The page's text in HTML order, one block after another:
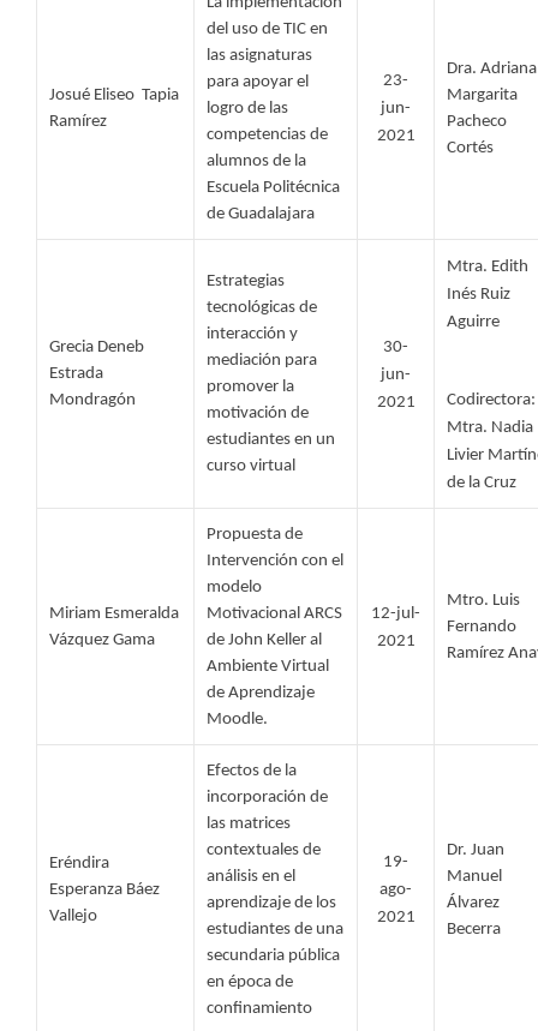
Josué Eliseo  Tapia
Ramírez
del uso de TIC en
las asignaturas
para apoyar el
logro de las
competencias de
alumnos de la
Escuela Politécnica
de Guadalajara
23-
jun-
2021
Dra. Adriana
Margarita
Pacheco
Cortés
Grecia Deneb
Estrada
Mondragón
Estrategias
tecnológicas de
interacción y
mediación para
promover la
motivación de
estudiantes en un
curso virtual
30-
jun-
2021
Mtra. Edith
Inés Ruiz
Aguirre
Codirectora:
Mtra. Nadia
Livier
de la Cruz
Miriam Esmeralda
Vázquez Gama
Propuesta de
Intervención con el
modelo
Motivacional ARCS
de John Keller al
Ambiente Virtual
de Aprendizaje
Moodle.
12-jul-
2021
Mtro. Luis
Fernando
Ramírez
Eréndira
Esperanza Báez
Vallejo
Efectos de la
incorporación de
las matrices
contextuales de
análisis en el
aprendizaje de los
estudiantes de una
secundaria pública
en época de
confinamiento
19-
ago-
2021
Dr. Juan
Manuel
Álvarez
Becerra